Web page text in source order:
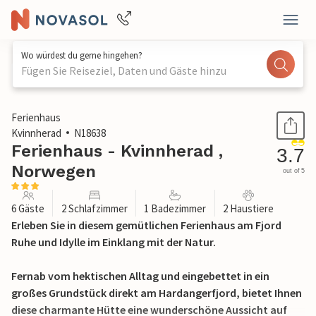
Wo würdest du gerne hingehen?
Fügen Sie Reiseziel, Daten und Gäste hinzu
1 / 20
Ferienhaus
Kvinnherad
N18638
Ferienhaus - Kvinnherad ,
Norwegen
3.7
out of 5
6 Gäste 2 Schlafzimmer 1 Badezimmer 2 Haustiere
Erleben Sie in diesem gemütlichen Ferienhaus am Fjord
Ruhe und Idylle im Einklang mit der Natur.
Fernab vom hektischen Alltag und eingebettet in ein
großes Grundstück direkt am Hardangerfjord, bietet Ihnen
diese charmante Hütte eine wunderschöne Aussicht auf